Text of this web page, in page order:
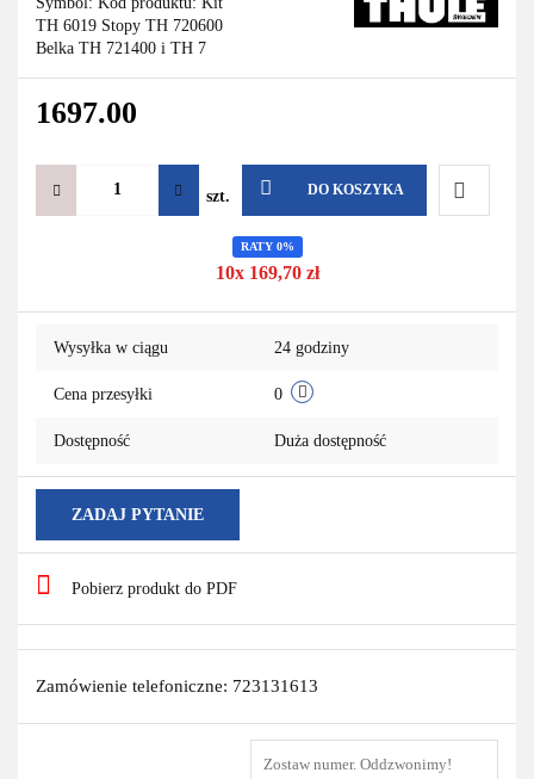
TH 6019 Stopy TH 720600
Belka TH 721400 i TH 7
1697.00
szt. DO KOSZYKA
RATY 0%
10x 169,70 zł
Wysyłka w ciągu 24 godziny
Cena przesyłki 0
Dostępność Duża dostępność
ZADAJ PYTANIE
Pobierz produkt do PDF
Zamówienie telefoniczne: 723131613